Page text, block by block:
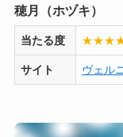
穂月（ホヅキ）
当たる度 ★★★
サイト ヴェル